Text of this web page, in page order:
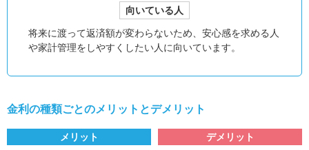
向いている人
将来に渡って返済額が変わらないため、安心感を求める人
や家計管理をしやすくしたい人に向いています。
金利の種類ごとのメリットとデメリット
メリット デメリット